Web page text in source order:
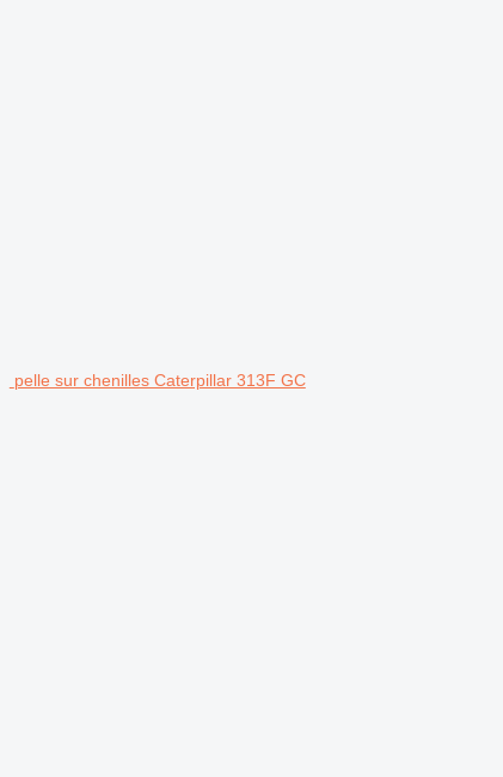
pelle sur chenilles Caterpillar 313F GC